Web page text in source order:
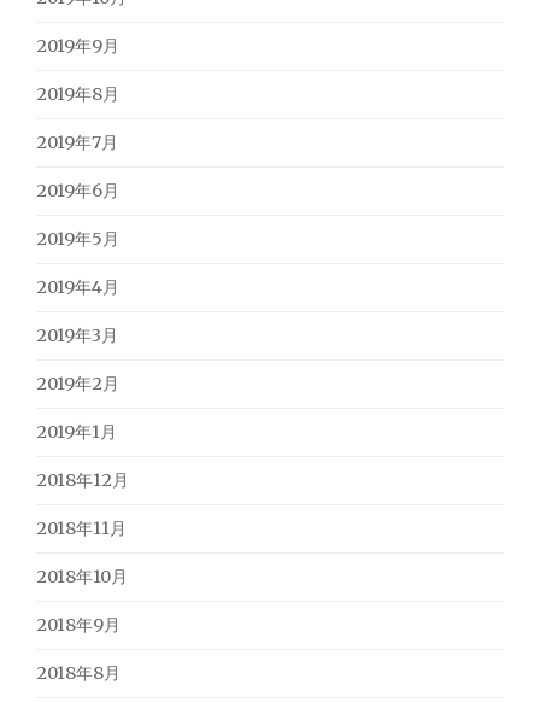
2019年9月
2019年8月
2019年7月
2019年6月
2019年5月
2019年4月
2019年3月
2019年2月
2019年1月
2018年12月
2018年11月
2018年10月
2018年9月
2018年8月